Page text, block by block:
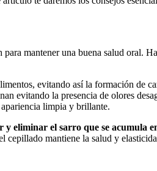
mantener una buena salud oral.
evitando así la formación de
evitando la presencia de olores
limpia y brillante.
el ‌sarro que se acumula
mantiene la salud y